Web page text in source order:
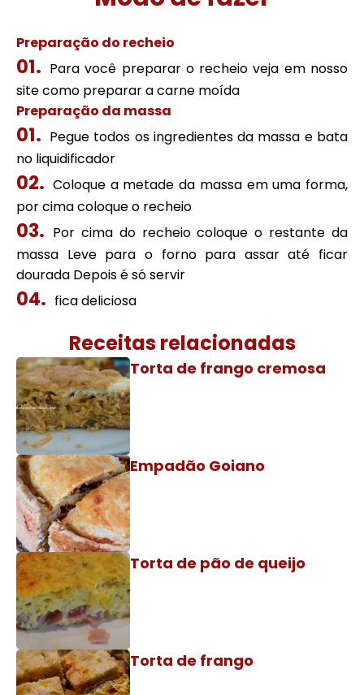
Preparação do recheio
Para você preparar o recheio veja em nosso
site como preparar a carne moída
Preparação da massa
Pegue todos os ingredientes da massa e bata
no liquidificador
Coloque a metade da massa em uma forma,
por cima coloque o recheio
Por cima do recheio coloque o restante da
massa Leve para o forno para assar até ficar
dourada Depois é só servir
fica deliciosa
Receitas relacionadas
Torta de frango cremosa
Empadão Goiano
Torta de pão de queijo
Torta de frango